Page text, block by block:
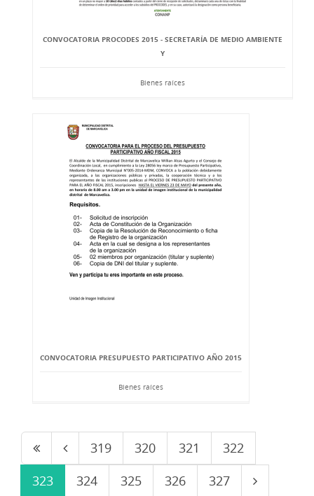
CONVOCATORIA PROCODES 2015 - SECRETARÍA DE MEDIO AMBIENTE
Y
Bienes raíces
CONVOCATORIA PRESUPUESTO PARTICIPATIVO AÑO 2015
Bienes raíces
319 320 321
322
323
324 325 326 327